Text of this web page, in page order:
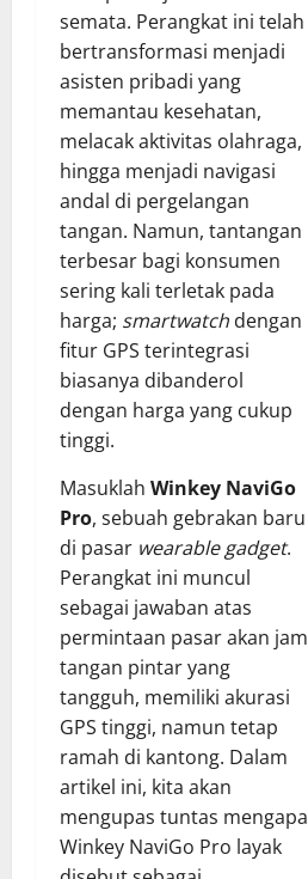
semata. Perangkat ini telah
bertransformasi menjadi
asisten pribadi yang
memantau kesehatan,
melacak aktivitas olahraga,
hingga menjadi navigasi
andal di pergelangan
tangan. Namun, tantangan
terbesar bagi konsumen
sering kali terletak pada
harga; smartwatch dengan
fitur GPS terintegrasi
biasanya dibanderol
dengan harga yang cukup
tinggi.
Masuklah Winkey NaviGo
Pro, sebuah gebrakan baru
di pasar wearable gadget.
Perangkat ini muncul
sebagai jawaban atas
permintaan pasar akan jam
tangan pintar yang
tangguh, memiliki akurasi
GPS tinggi, namun tetap
ramah di kantong. Dalam
artikel ini, kita akan
mengupas tuntas mengapa
Winkey NaviGo Pro layak